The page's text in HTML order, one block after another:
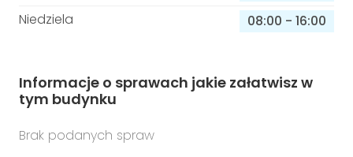
Niedziela
08:00 - 16:00
Informacje o sprawach jakie załatwisz w
tym budynku
Brak podanych spraw